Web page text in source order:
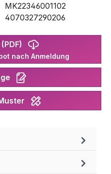
MK22346001102
4070327290206
nach Anmeldung